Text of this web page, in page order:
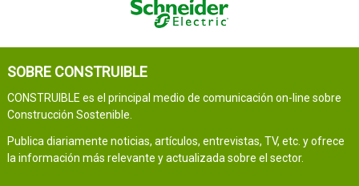
SOBRE CONSTRUIBLE
CONSTRUIBLE es el principal medio de comunicación on-line sobre
Construcción Sostenible.
Publica diariamente noticias, artículos, entrevistas, TV, etc. y ofrece
la información más relevante y actualizada sobre el sector.